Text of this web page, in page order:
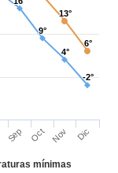
13°
13°
6°
6°
9°
9°
4°
4°
-2°
-2°
mínimas
Sep Oct Nov Dic